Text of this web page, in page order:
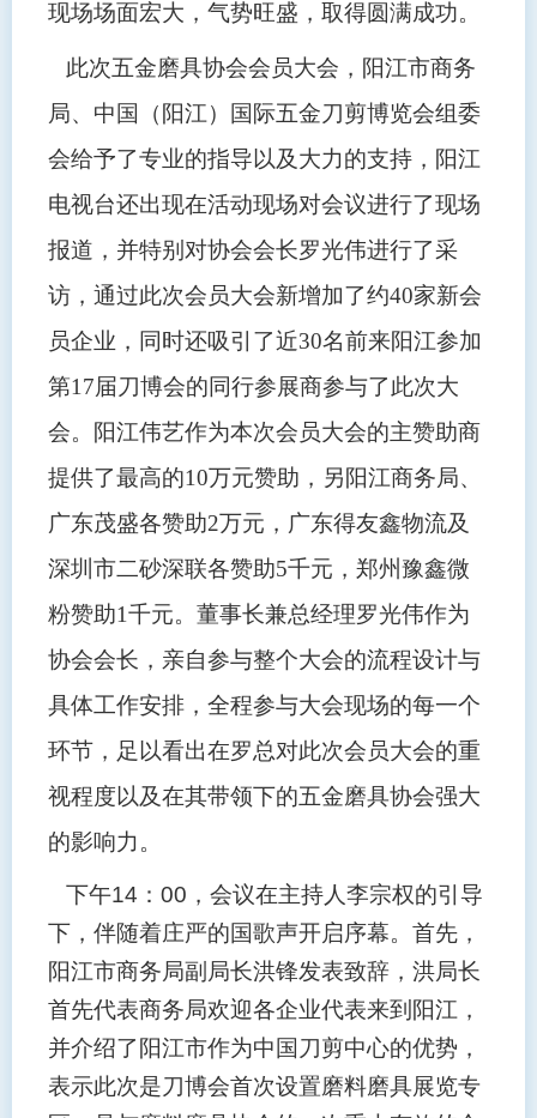
现场场面宏大，气势旺盛，取得圆满成功。
此次五金磨具协会会员大会，阳江市商务
局、中国（阳江）国际五金刀剪博览会组委
会给予了专业的指导以及大力的支持，阳江
电视台还出现在活动现场对会议进行了现场
报道，并特别对协会会长罗光伟进行了采
访，通过此次会员大会新增加了约40家新会
员企业，同时还吸引了近30名前来阳江参加
第17届刀博会的同行参展商参与了此次大
会。阳江伟艺作为本次会员大会的主赞助商
提供了最高的10万元赞助，另阳江商务局、
广东茂盛各赞助2万元，广东得友鑫物流及
深圳市二砂深联各赞助5千元，郑州豫鑫微
粉赞助1千元。董事长兼总经理罗光伟作为
协会会长，亲自参与整个大会的流程设计与
具体工作安排，全程参与大会现场的每一个
环节，足以看出在罗总对此次会员大会的重
视程度以及在其带领下的五金磨具协会强大
的影响力。
下午14 ： 00 ，会议在主持人李宗权的引导
下，伴随着庄严的国歌声开启序幕。首先，
阳江市商务局副局长洪锋发表致辞，洪局长
首先代表商务局欢迎各企业代表来到阳江，
并介绍了阳江市作为中国刀剪中心的优势，
表示此次是刀博会首次设置磨料磨具展览专